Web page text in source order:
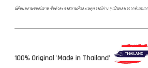
นี่คือผลงานของนิยาย ชื่อตัวละครสถานที่และเหตุการณ์ต่าง ๆ เป็นผลมาจากจินต
100% Original 'Made in Thailand'